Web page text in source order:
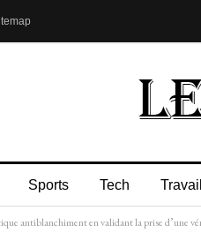
Sports Tech Travail
antiblanchiment en validant la prise d’une